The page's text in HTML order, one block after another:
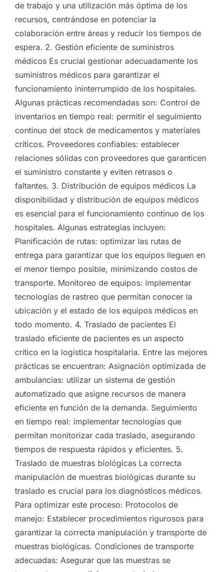
de trabajo y una utilización más óptima de los
recursos, centrándose en potenciar la
colaboración entre áreas y reducir los tiempos de
espera. 2. Gestión eficiente de suministros
médicos Es crucial gestionar adecuadamente los
suministros médicos para garantizar el
funcionamiento ininterrumpido de los hospitales.
Algunas prácticas recomendadas son: Control de
inventarios en tiempo real: permitir el seguimiento
continuo del stock de medicamentos y materiales
críticos. Proveedores confiables: establecer
relaciones sólidas con proveedores que garanticen
el suministro constante y eviten retrasos o
faltantes. 3. Distribución de equipos médicos La
disponibilidad y distribución de equipos médicos
es esencial para el funcionamiento continuo de los
hospitales. Algunas estrategias incluyen:
Planificación de rutas: optimizar las rutas de
entrega para garantizar que los equipos lleguen en
el menor tiempo posible, minimizando costos de
transporte. Monitoreo de equipos: implementar
tecnologías de rastreo que permitan conocer la
ubicación y el estado de los equipos médicos en
todo momento. 4. Traslado de pacientes El
traslado eficiente de pacientes es un aspecto
crítico en la logística hospitalaria. Entre las mejores
prácticas se encuentran: Asignación optimizada de
ambulancias: utilizar un sistema de gestión
automatizado que asigne recursos de manera
eficiente en función de la demanda. Seguimiento
en tiempo real: implementar tecnologías que
permitan monitorizar cada traslado, asegurando
tiempos de respuesta rápidos y eficientes. 5.
Traslado de muestras biológicas La correcta
manipulación de muestras biológicas durante su
traslado es crucial para los diagnósticos médicos.
Para optimizar este proceso: Protocolos de
manejo: Establecer procedimientos rigurosos para
garantizar la correcta manipulación y transporte de
muestras biológicas. Condiciones de transporte
adecuadas: Asegurar que las muestras se